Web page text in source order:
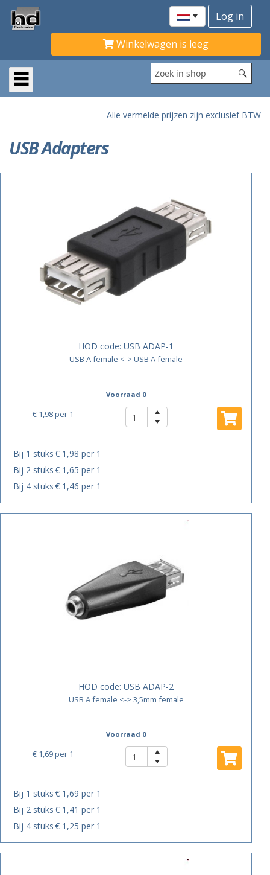
Winkelwagen is leeg
Alle vermelde prijzen zijn exclusief BTW
USB Adapters
HOD code: USB ADAP-1
USB A female <-> USB A female
Voorraad 0
€ 1,98per 1
Bij 1 stuks€ 1,98 per 1
Bij 2 stuks€ 1,65 per 1
Bij 4 stuks€ 1,46 per 1
HOD code: USB ADAP-2
USB A female <-> 3,5mm female
Voorraad 0
€ 1,69per 1
Bij 1 stuks€ 1,69 per 1
Bij 2 stuks€ 1,41 per 1
Bij 4 stuks€ 1,25 per 1